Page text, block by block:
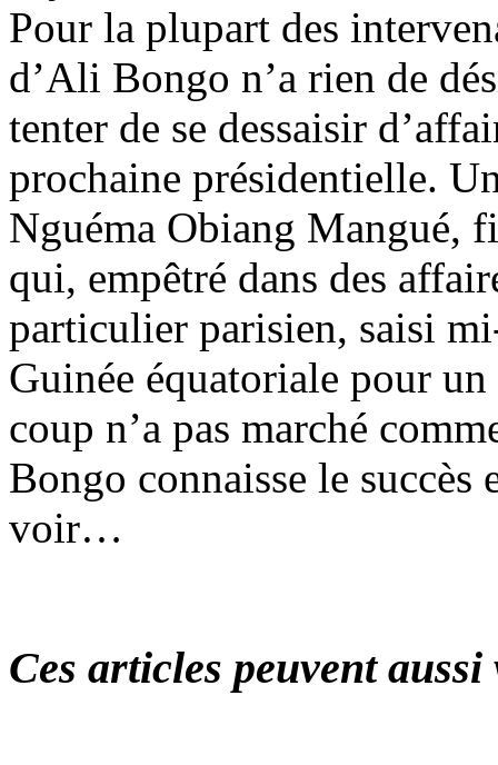
Pour la plupart des
d’Ali Bongo n’a rien de
tenter de se dessaisir
prochaine présidentielle.
Nguéma Obiang Mangué,
qui, empêtré dans des
particulier parisien, saisi
Guinée équatoriale pour un
coup n’a pas marché
Bongo connaisse le succès
voir…
Ces articles peuvent